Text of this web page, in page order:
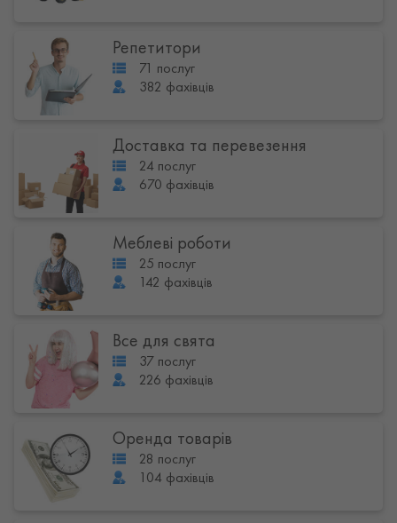
Репетитори
71 послуг
382 фахівців
Доставка та перевезення
24 послуг
670 фахівців
Меблеві роботи
25 послуг
142 фахівців
Все для свята
37 послуг
226 фахівців
Оренда товарів
28 послуг
104 фахівців